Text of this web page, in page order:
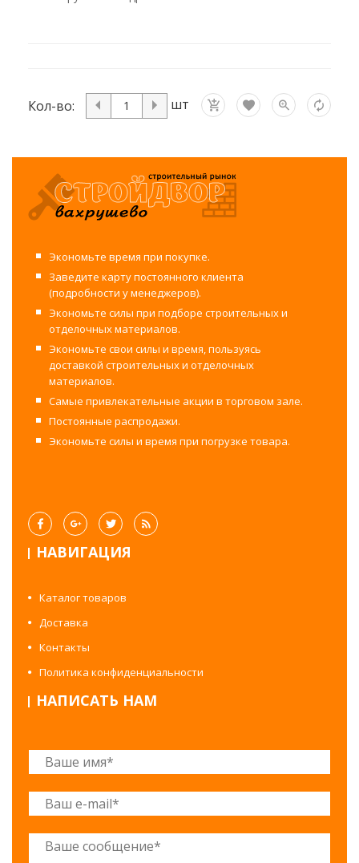
Кол-во: шт
Экономьте время при покупке.
Заведите карту постоянного клиента
(подробности у менеджеров).
Экономьте силы при подборе строительных и
отделочных материалов.
Экономьте свои силы и время, пользуясь
доставкой строительных и отделочных
материалов.
Самые привлекательные акции в торговом зале.
Постоянные распродажи.
Экономьте силы и время при погрузке товара.
НАВИГАЦИЯ
Каталог товаров
Доставка
Контакты
Политика конфиденциальности
НАПИСАТЬ НАМ